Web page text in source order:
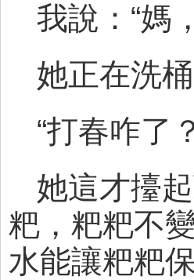
我說：“媽
她正在洗
“打春咋了
她這才擡
粑，粑粑不
水能讓粑粑